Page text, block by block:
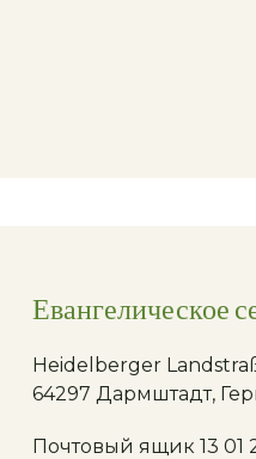
Евангелическое
Heidelberger
64297 Дармштадт,
Почтовый ящик 13 01